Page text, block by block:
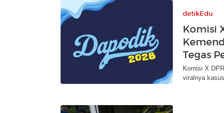
detikEdu
Komisi
Tegas
Komisi X
viralnya